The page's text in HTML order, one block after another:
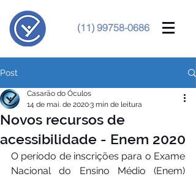
(11) 99758-0686
Post
Novos recursos de
acessibilidade - Enem 2020
Casarão do Óculos
14 de mai. de 20203 min de leitura
O período de inscrições para o Exame
Nacional do Ensino Médio (Enem)